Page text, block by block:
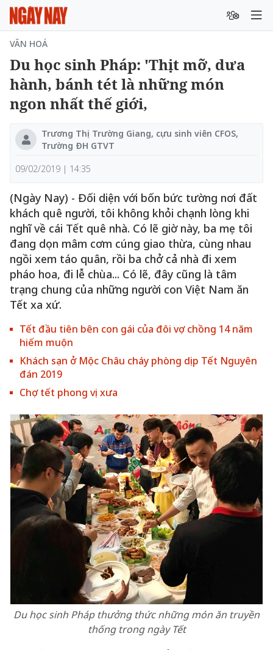
VĂN HOÁ
Du học sinh Pháp: 'Thịt mỡ, dưa
hành, bánh tét là những món
ngon nhất thế giới,
Trương Thị Trường Giang, cựu sinh viên CFOS,
Trường ĐH GTVT
09/02/2019 | 14:35
(Ngày Nay) - Đối diện với bốn bức tường nơi đất
khách quê người, tôi không khỏi chạnh lòng khi
nghĩ về cái Tết quê nhà. Có lẽ giờ này, ba mẹ tôi
đang dọn mâm cơm cúng giao thừa, cùng nhau
ngồi xem táo quân, rồi ba chở cả nhà đi xem
pháo hoa, đi lễ chùa... Có lẽ, đây cũng là tâm
trạng chung của những người con Việt Nam ăn
Tết xa xứ.
Tết đầu tiên bên con gái của đôi vợ chồng 14 năm
hiếm muộn
Khách sạn ở Mộc Châu cháy phòng dịp Tết Nguyên
đán 2019
Chợ tết phong vị xưa
Du học sinh Pháp thưởng thức những món ăn truyền
thống trong ngày Tết